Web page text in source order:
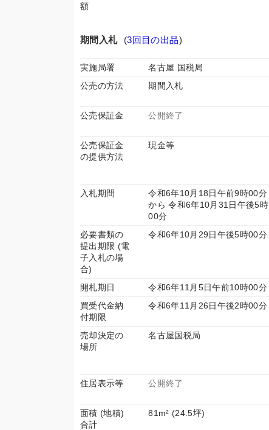
額
期間入札 (3回目の出品)
実施局署 名古屋 国税局
公売の方法
期間入札
公売保証金 公開終了
公売保証金
の提供方法
現金等
入札期間
令和6年10月18日午前9時00分
から 令和6年10月31日午後5時
00分
必要書類の
提出期限 (電
子入札の場
合)
令和6年10月29日午後5時00分
開札期日 令和6年11月5日午前10時00分
買受代金納
付期限
令和6年11月26日午後2時00分
売却決定の
場所
名古屋国税局
住居表示等 公開終了
面積 (地積)
合計
81m² (24.5坪)